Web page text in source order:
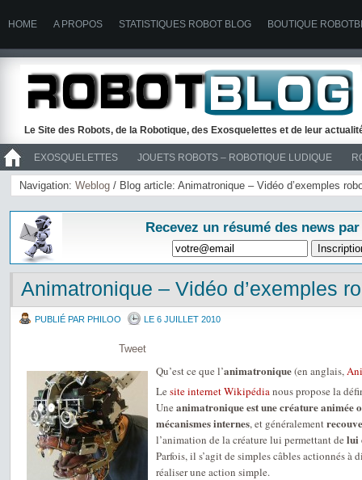
HOME A PROPOS STATISTIQUES ROBOT BLOG BOUTIQUE
Le Site des Robots, de la Robotique, des Exosquelettes et de leur
EXOSQUELETTES JOUETS ROBOTS – ROBOTIQUE LUDIQUE
>> ROBOTS
Navigation: Weblog / Blog article: Animatronique – Vidéo d’exemples
Recevez un résumé des news
Animatronique – Vidéo d’exemples
PUBLIÉ PAR PHILOO LE 6 JUILLET 2010
Tweet
Qu’est ce que l’animatronique(en anglais,
Le site internet Wikipédianous propose la
Une animatronique est une créature animée
mécanismes internes, et généralement
l’animation de la créature lui permettant de lui
Parfois, il s’agit de simples câbles actionnés à
réaliser une action simple.